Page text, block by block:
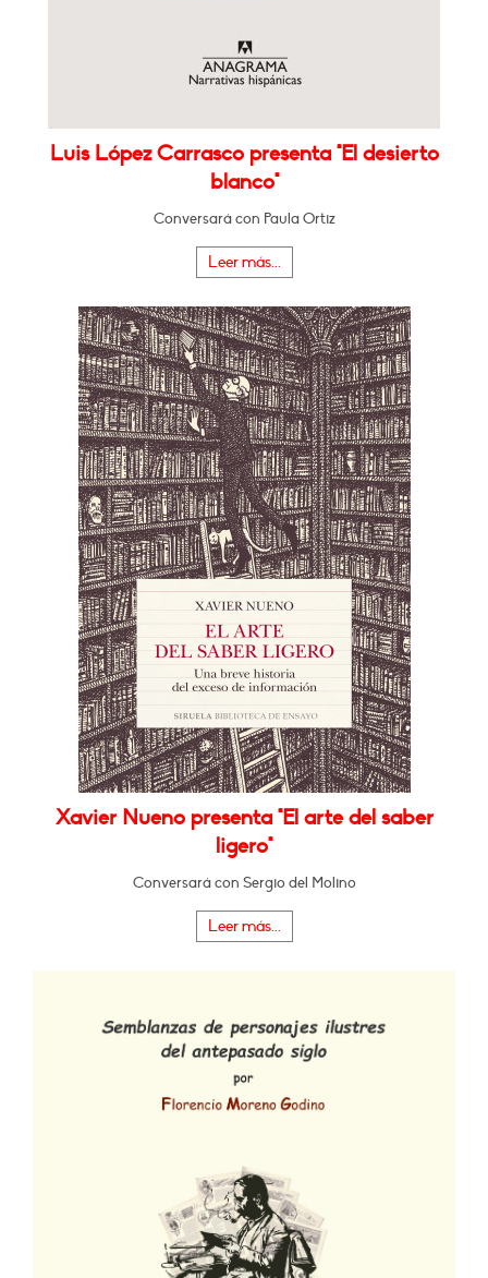
Luis López Carrasco presenta "El desierto
blanco"
Conversará con Paula Ortiz
Leer más...
Xavier Nueno presenta "El arte del saber
ligero"
Conversará con Sergio del Molino
Leer más...